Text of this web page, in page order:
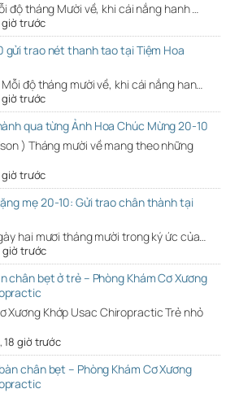
độ tháng Mười về, khi cái nắng hanh …
giờ trước
gửi trao nét thanh tao tại Tiệm Hoa
độ tháng mười về, khi cái nắng han…
giờ trước
qua từng Ảnh Hoa Chúc Mừng 20-10
) Tháng mười về mang theo những
giờ trước
mẹ 20-10: Gửi trao chân thành tại
hai mươi tháng mười trong ký ức của…
giờ trước
chân bẹt ở trẻ – Phòng Khám Cơ Xương
Xương Khớp Usac Chiropractic Trẻ nhỏ
,18 giờ trước
chân bẹt – Phòng Khám Cơ Xương